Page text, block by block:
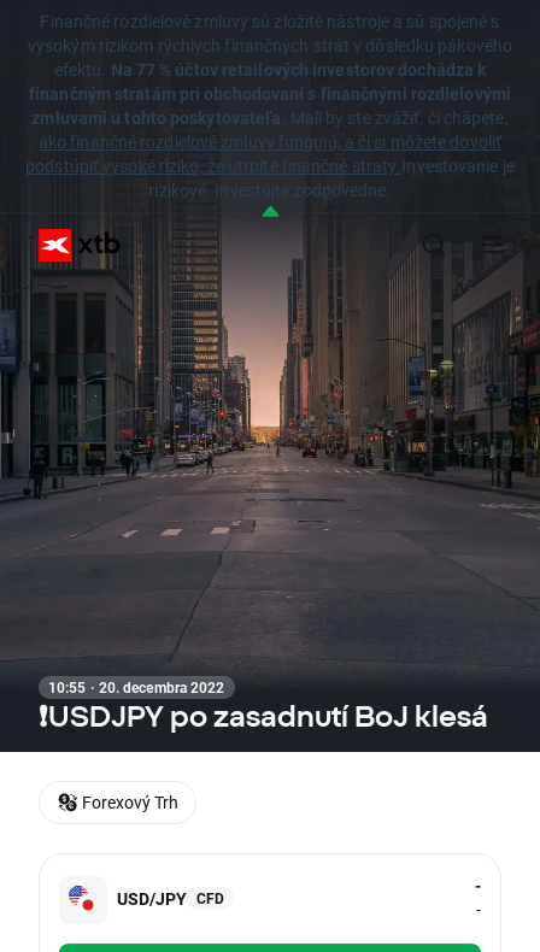
Finančné rozdielové zmluvy sú zložité nástroje a sú spojené s
vysokým rizikom rýchlych finančných strát v dôsledku pákového
efektu. Na 77 % účtov retailových investorov dochádza k
finančným stratám pri obchodovaní s finančnými rozdielovými
zmluvami u tohto poskytovateľa. Mali by ste zvážiť, či chápete,
ako finančné rozdielové zmluvy fungujú, a či si môžete dovoliť
podstúpiť vysoké riziko, že utrpíte finančné straty.Investovanie je
rizikové. Investujte zodpovedne.
10:55 · 20. decembra 2022
❗USDJPY po zasadnutí BoJ klesá
USD/JPY CFD
-
-
Forexový Trh